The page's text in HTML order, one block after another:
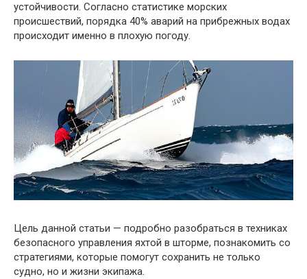
устойчивости. Согласно статистике морских
происшествий, порядка 40% аварий на прибрежных водах
происходит именно в плохую погоду.
Цель данной статьи — подробно разобраться в техниках
безопасного управления яхтой в шторме, познакомить со
стратегиями, которые помогут сохранить не только
судно, но и жизни экипажа.